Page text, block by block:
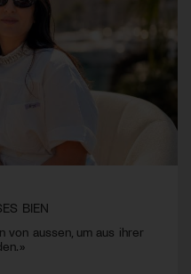
BIEN
von aussen, um aus ihrer